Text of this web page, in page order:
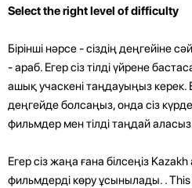
Select the right level of difficulty
Бірінші нәрсе - сіздің деңгейіне
- араб. Егер сіз тілді үйрене
ашық учаскені таңдауыңыз керек.
деңгейде болсаңыз, онда сіз
фильмдер мен тілді таңдай
Егер сіз жаңа ғана білсеңіз
фильмдерді көру ұсынылады. .